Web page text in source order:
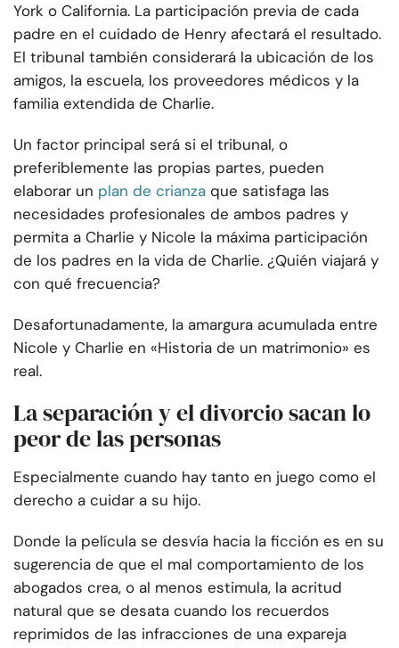
York o California. La participación previa de cada
padre en el cuidado de Henry afectará el resultado.
El tribunal también considerará la ubicación de los
amigos, la escuela, los proveedores médicos y la
familia extendida de Charlie.
Un factor principal será si el tribunal, o
preferiblemente las propias partes, pueden
elaborar un plan de crianza que satisfaga las
necesidades profesionales de ambos padres y
permita a Charlie y Nicole la máxima participación
de los padres en la vida de Charlie. ¿Quién viajará y
con qué frecuencia?
Desafortunadamente, la amargura acumulada entre
Nicole y Charlie en «Historia de un matrimonio» es
real.
La separación y el divorcio sacan lo
peor de las personas
Especialmente cuando hay tanto en juego como el
derecho a cuidar a su hijo.
Donde la película se desvía hacia la ficción es en su
sugerencia de que el mal comportamiento de los
abogados crea, o al menos estimula, la acritud
natural que se desata cuando los recuerdos
reprimidos de las infracciones de una expareja